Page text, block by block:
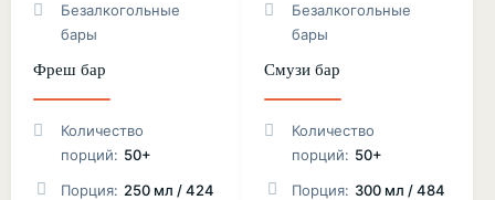
Безалкогольные
бары
Фреш бар
Количество
порций: 50+
Порция: 250 мл / 424
Безалкогольные
бары
Смузи бар
Количество
порций: 50+
Порция: 300 мл / 484